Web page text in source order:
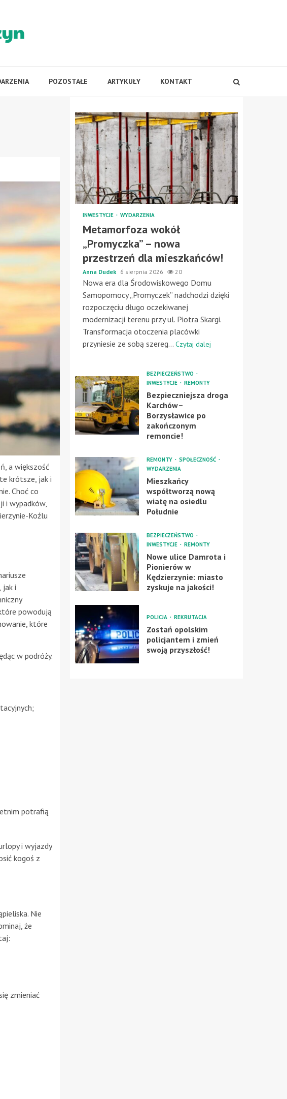
POZOSTAŁE ARTYKUŁY KONTAKT
a większość
krótsze, jak i
Choć co
i wypadków,
Koźlu
jak i
powodują
które
w podróży.
potrafią
i wyjazdy
kogoś z
Nie
że
zmieniać
INWESTYCJE WYDARZENIA
Metamorfoza wokół
„Promyczka” – nowa
przestrzeń dla mieszkańców!
Anna Dudek 6 sierpnia 2026 20
Nowa era dla Środowiskowego Domu
Samopomocy „Promyczek” nadchodzi dzięki
rozpoczęciu długo oczekiwanej
modernizacji terenu przy ul. Piotra Skargi.
Transformacja otoczenia placówki
przyniesie ze sobą szereg... Czytaj dalej
BEZPIECZEŃSTWO
INWESTYCJE
REMONTY
Bezpieczniejsza droga
Karchów–
Borzysławice po
zakończonym
remoncie!
REMONTY
SPOŁECZNOŚĆ
WYDARZENIA
Mieszkańcy
współtworzą nową
wiatę na osiedlu
Południe
BEZPIECZEŃSTWO
INWESTYCJE
REMONTY
Nowe ulice Damrota i
Pionierów w
Kędzierzynie: miasto
zyskuje na jakości!
POLICJA REKRUTACJA
Zostań opolskim
policjantem i zmień
swoją przyszłość!